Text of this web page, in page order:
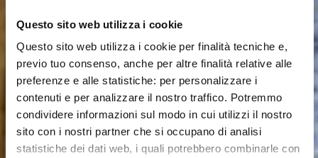
Questo sito web utilizza i cookie
Questo sito web utilizza i cookie per finalità tecniche e,
previo tuo consenso, anche per altre finalità relative alle
preferenze e alle statistiche: per personalizzare i
contenuti e per analizzare il nostro traffico. Potremmo
condividere informazioni sul modo in cui utilizzi il nostro
sito con i nostri partner che si occupano di analisi
statistiche dei dati web, i quali potrebbero combinarle con
Previous